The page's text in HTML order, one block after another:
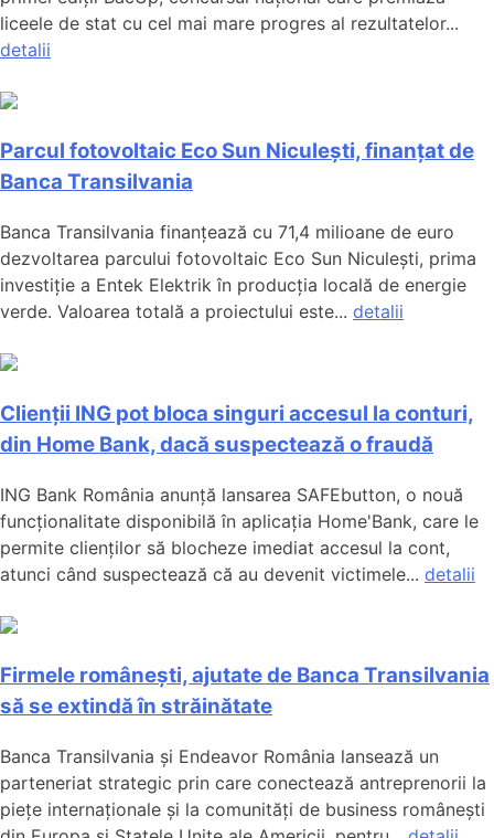
liceele de stat cu cel mai mare progres al rezultatelor...
detalii
Parcul fotovoltaic Eco Sun Niculești, finanțat de
Banca Transilvania
Banca Transilvania finanțează cu 71,4 milioane de euro
dezvoltarea parcului fotovoltaic Eco Sun Niculești, prima
investiție a Entek Elektrik în producția locală de energie
verde. Valoarea totală a proiectului este... detalii
Clienții ING pot bloca singuri accesul la conturi,
din Home Bank, dacă suspectează o fraudă
ING Bank România anunță lansarea SAFEbutton, o nouă
funcționalitate disponibilă în aplicația Home'Bank, care le
permite clienților să blocheze imediat accesul la cont,
atunci când suspectează că au devenit victimele... detalii
Firmele românești, ajutate de Banca Transilvania
să se extindă în străinătate
Banca Transilvania și Endeavor România lansează un
parteneriat strategic prin care conectează antreprenorii la
piețe internaționale și la comunități de business românești